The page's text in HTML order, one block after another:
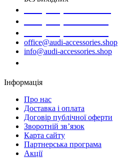
office@audi-accessories.shop
info@audi-accessories.shop
Інформація
Про нас
Доставка і оплата
Договір публічної оферти
Зворотній зв’язок
Карта сайту
Партнерська програма
Акції